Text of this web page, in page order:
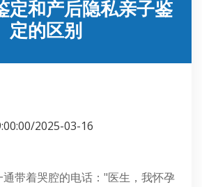
定和产后隐私亲子鉴
定的区别
2025-03-16
带着哭腔的电话："医生，我怀孕